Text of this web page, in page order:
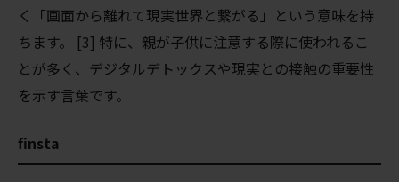
く「画面から離れて現実世界と繋がる」という意味を持
ちます。 [3] 特に、親が子供に注意する際に使われるこ
とが多く、デジタルデトックスや現実との接触の重要性
を示す言葉です。
finsta